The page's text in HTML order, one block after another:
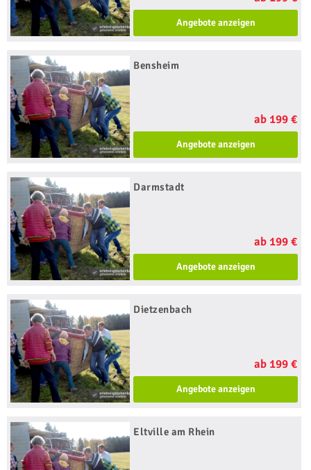
Angebote anzeigen
Bensheim
ab 199 €
Angebote anzeigen
Darmstadt
ab 199 €
Angebote anzeigen
Dietzenbach
ab 199 €
Angebote anzeigen
Eltville am Rhein